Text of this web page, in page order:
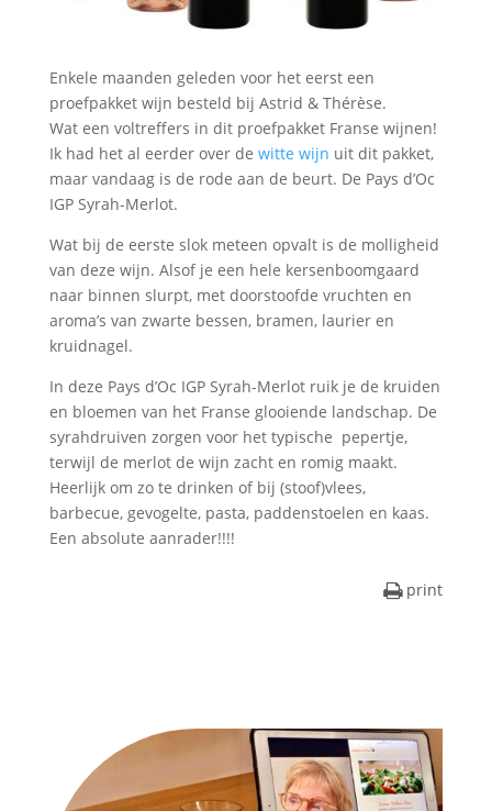
Enkele maanden geleden voor het eerst een
proefpakket wijn besteld bij Astrid & Thérèse.
Wat een voltreffers in dit proefpakket Franse wijnen!
Ik had het al eerder over de witte wijn uit dit pakket,
maar vandaag is de rode aan de beurt. De Pays d’Oc
IGP Syrah-Merlot.
Wat bij de eerste slok meteen opvalt is de molligheid
van deze wijn. Alsof je een hele kersenboomgaard
naar binnen slurpt, met doorstoofde vruchten en
aroma’s van zwarte bessen, bramen, laurier en
kruidnagel.
In deze Pays d’Oc IGP Syrah-Merlot ruik je de kruiden
en bloemen van het Franse glooiende landschap. De
syrahdruiven zorgen voor het typische pepertje,
terwijl de merlot de wijn zacht en romig maakt.
Heerlijk om zo te drinken of bij (stoof)vlees,
barbecue, gevogelte, pasta, paddenstoelen en kaas.
Een absolute aanrader!!!!
print